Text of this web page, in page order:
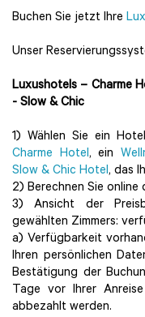
Buchen Sie jetzt Ihre
Unser
Luxushotels – Charme
- Slow & Chic
1) Wählen Sie ein
Charme Hotel, ein
Slow & Chic Hotel, das
2) Berechnen Sie online
3) Ansicht der
gewählten Zimmers:
a) Verfügbarkeit
Ihren persönlichen
Bestätigung der
Tage vor Ihrer
abbezahlt werden.